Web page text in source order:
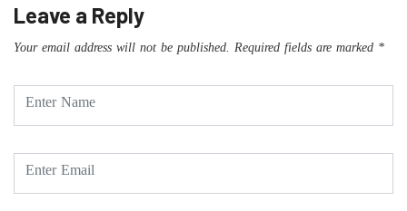
Leave a Reply
Your email address will not be published. Required fields are marked *